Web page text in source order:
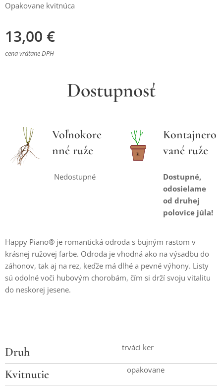
Opakovane kvitnúca
13,00 €
cena vrátane DPH
Dostupnosť
Voľnokore
nné ruže
Nedostupné
Kontajnero
vané ruže
Dostupné,
odosielame
od druhej
polovice júla!
Happy Piano® je romantická odroda s bujným rastom v
krásnej ružovej farbe. Odroda je vhodná ako na výsadbu do
záhonov, tak aj na rez, keďže má dlhé a pevné výhony. Listy
sú odolné voči hubovým chorobám, čím si drží svoju vitalitu
do neskorej jesene.
Druh trváci ker
Kvitnutie opakovane